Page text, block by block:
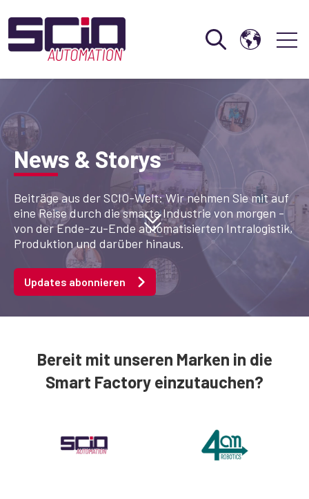
Open
Open search
News & Storys
Beiträge aus der SCIO-Welt: Wir nehmen Sie mit auf
eine Reise durch die smarte Industrie von morgen -
von der Ende-zu-Ende automatisierten Intralogistik,
Produktion und darüber hinaus.
Updates abonnieren
Bereit mit unseren Marken in die
Smart Factory einzutauchen?